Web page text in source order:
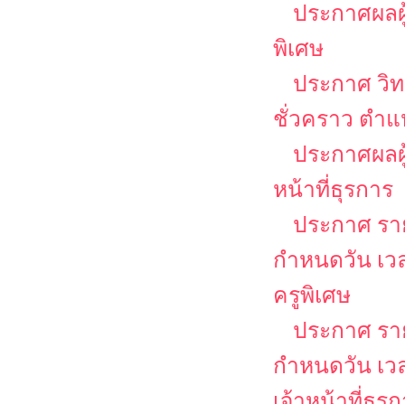
ประกาศผ
พิเศษ
ประกาศ วิ
ชั่วคราว ตำ
ประกาศผล
หน้าที่ธุรการ
ประกาศ ร
กำหนดวัน เ
ครูพิเศษ
ประกาศ ร
กำหนดวัน เ